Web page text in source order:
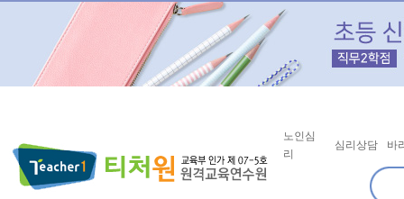
노인심
리
심리상담 바